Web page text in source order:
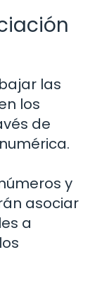
las
los
de
y
asociar
a